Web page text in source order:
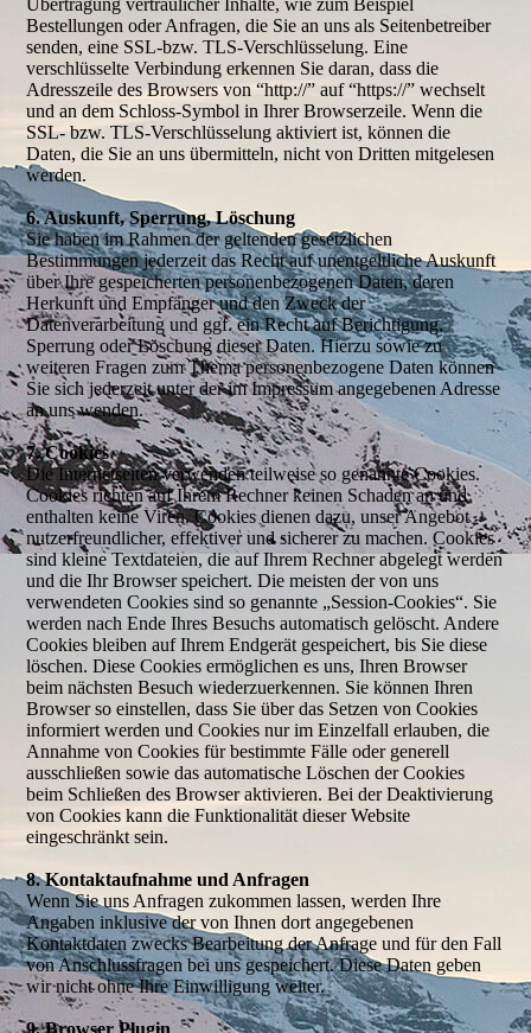
Bestellungen oder Anfragen, die Sie an uns als Seitenbetreiber
senden, eine SSL-bzw. TLS-Verschlüsselung. Eine
verschlüsselte Verbindung erkennen Sie daran, dass die
Adresszeile des Browsers von “http://” auf “https://” wechselt
und an dem Schloss-Symbol in Ihrer Browserzeile. Wenn die
SSL- bzw. TLS-Verschlüsselung aktiviert ist, können die
Daten, die Sie an uns übermitteln, nicht von Dritten mitgelesen
werden.
6. Auskunft, Sperrung, Löschung
Sie haben im Rahmen der geltenden gesetzlichen
Bestimmungen jederzeit das Recht auf unentgeltliche Auskunft
über Ihre gespeicherten personenbezogenen Daten, deren
Herkunft und Empfänger und den Zweck der
Datenverarbeitung und ggf. ein Recht auf Berichtigung,
Sperrung oder Löschung dieser Daten. Hierzu sowie zu
weiteren Fragen zum Thema personenbezogene Daten können
Sie sich jederzeit unter der im Impressum angegebenen Adresse
an uns wenden.
7. Cookies
Die Internetseiten verwenden teilweise so genannte Cookies.
Cookies richten auf Ihrem Rechner keinen Schaden an und
enthalten keine Viren. Cookies dienen dazu, unser Angebot
nutzerfreundlicher, effektiver und sicherer zu machen. Cookies
sind kleine Textdateien, die auf Ihrem Rechner abgelegt werden
und die Ihr Browser speichert. Die meisten der von uns
verwendeten Cookies sind so genannte „Session-Cookies“. Sie
werden nach Ende Ihres Besuchs automatisch gelöscht. Andere
Cookies bleiben auf Ihrem Endgerät gespeichert, bis Sie diese
löschen. Diese Cookies ermöglichen es uns, Ihren Browser
beim nächsten Besuch wiederzuerkennen. Sie können Ihren
Browser so einstellen, dass Sie über das Setzen von Cookies
informiert werden und Cookies nur im Einzelfall erlauben, die
Annahme von Cookies für bestimmte Fälle oder generell
ausschließen sowie das automatische Löschen der Cookies
beim Schließen des Browser aktivieren. Bei der Deaktivierung
von Cookies kann die Funktionalität dieser Website
eingeschränkt sein.
8. Kontaktaufnahme und Anfragen
Wenn Sie uns Anfragen zukommen lassen, werden Ihre
Angaben inklusive der von Ihnen dort angegebenen
Kontaktdaten zwecks Bearbeitung der Anfrage und für den Fall
von Anschlussfragen bei uns gespeichert. Diese Daten geben
wir nicht ohne Ihre Einwilligung weiter.
9. Browser Plugin